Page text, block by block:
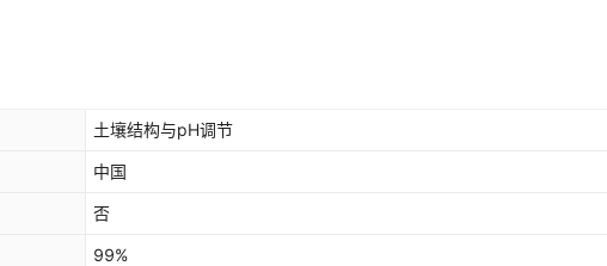
土壤结构与pH调节
中国
否
99%